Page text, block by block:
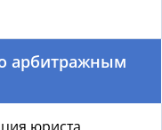
арбитражным